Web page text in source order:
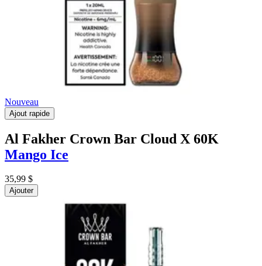
Nouveau
Ajout rapide
Al Fakher Crown Bar Cloud X 60K
Mango Ice
35,99 $
Ajouter